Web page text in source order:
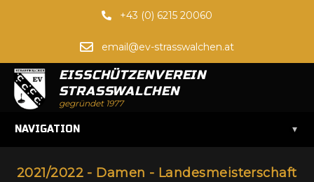
+43 (0) 6215 20060
email@ev-strasswalchen.at
EISSCHÜTZENVEREIN
STRASSWALCHEN
gegründet 1977
NAVIGATION ▾
2021/2022 - Damen - Landesmeisterschaft